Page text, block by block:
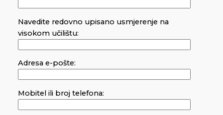
Navedite redovno upisano usmjerenje na
visokom učilištu:
Adresa e-pošte:
Mobitel ili broj telefona: